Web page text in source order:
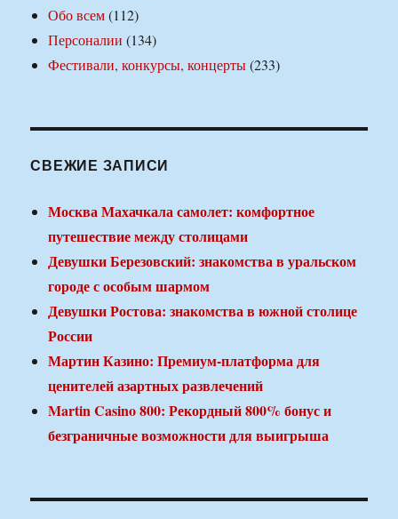
Обо всем(112)
Персоналии (134)
Фестивали, конкурсы, концерты(233)
СВЕЖИЕ ЗАПИСИ
Москва Махачкала самолет: комфортное
путешествие между столицами
Девушки Березовский: знакомства в уральском
городе с особым шармом
Девушки Ростова: знакомства в южной столице
России
Мартин Казино: Премиум-платформа для
ценителей азартных развлечений
Martin Casino 800: Рекордный 800% бонус и
безграничные возможности для выигрыша